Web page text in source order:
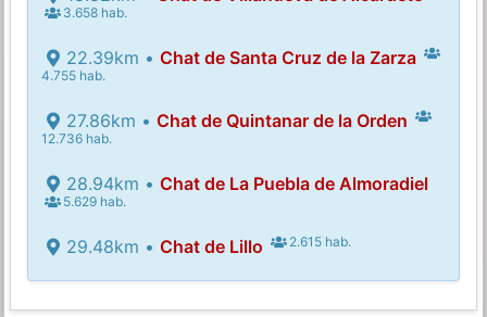
3.658 hab.
22.39km • Chat de Santa Cruz de la Zarza
4.755 hab.
27.86km • Chat de Quintanar de la Orden
12.736 hab.
28.94km • Chat de La Puebla de Almoradiel
5.629 hab.
29.48km • Chat de Lillo 2.615 hab.